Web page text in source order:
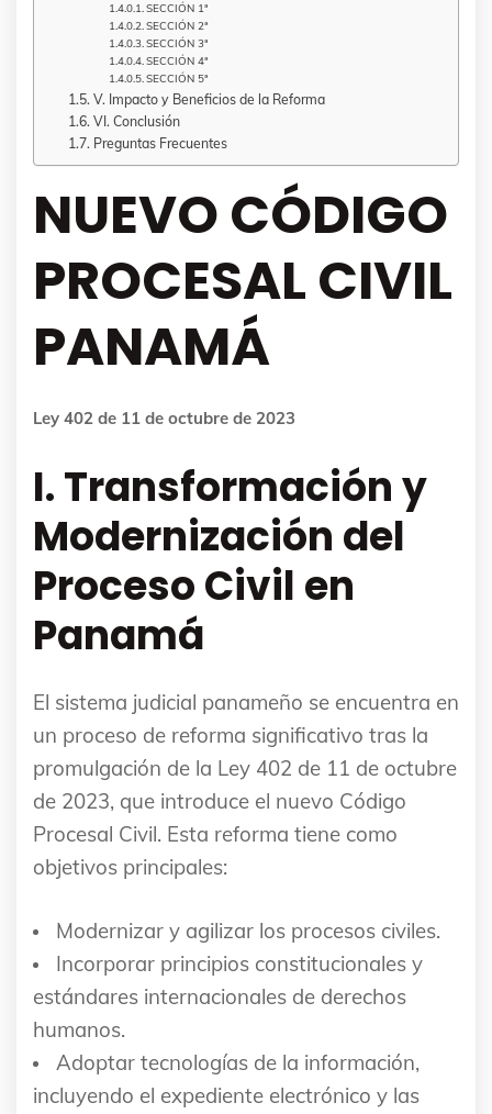
SECCIÓN 1ª
SECCIÓN 2ª
SECCIÓN 3ª
SECCIÓN 4ª
SECCIÓN 5ª
V. Impacto y Beneficios de la Reforma
VI. Conclusión
Preguntas Frecuentes
NUEVO CÓDIGO
PROCESAL CIVIL
PANAMÁ
Ley 402 de 11 de octubre de 2023
I. Transformación y
Modernización del
Proceso Civil en
Panamá
El sistema judicial panameño se encuentra en
un proceso de reforma significativo tras la
promulgación de la Ley 402 de 11 de octubre
de 2023, que introduce el nuevo Código
Procesal Civil. Esta reforma tiene como
objetivos principales:
Modernizar y agilizar los procesos civiles.
Incorporar principios constitucionales y
estándares internacionales de derechos
humanos.
Adoptar tecnologías de la información,
incluyendo el expediente electrónico y las